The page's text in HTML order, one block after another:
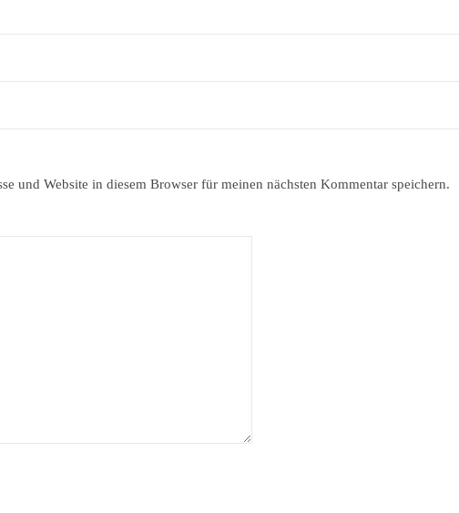
und Website in diesem Browser für meinen nächsten Kommentar speichern.